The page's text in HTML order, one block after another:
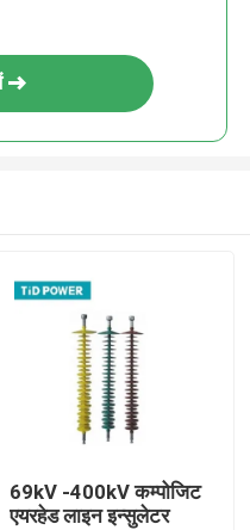
69kV -400kV कम्पोजिट
एयरहेड लाइन इन्सुलेटर